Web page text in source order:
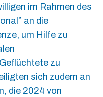
im Rahmen des
an die
um Hilfe zu
zu
sich zudem an
die 2024 von